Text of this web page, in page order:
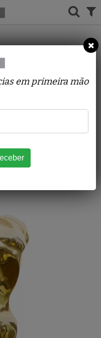
em primeira mão